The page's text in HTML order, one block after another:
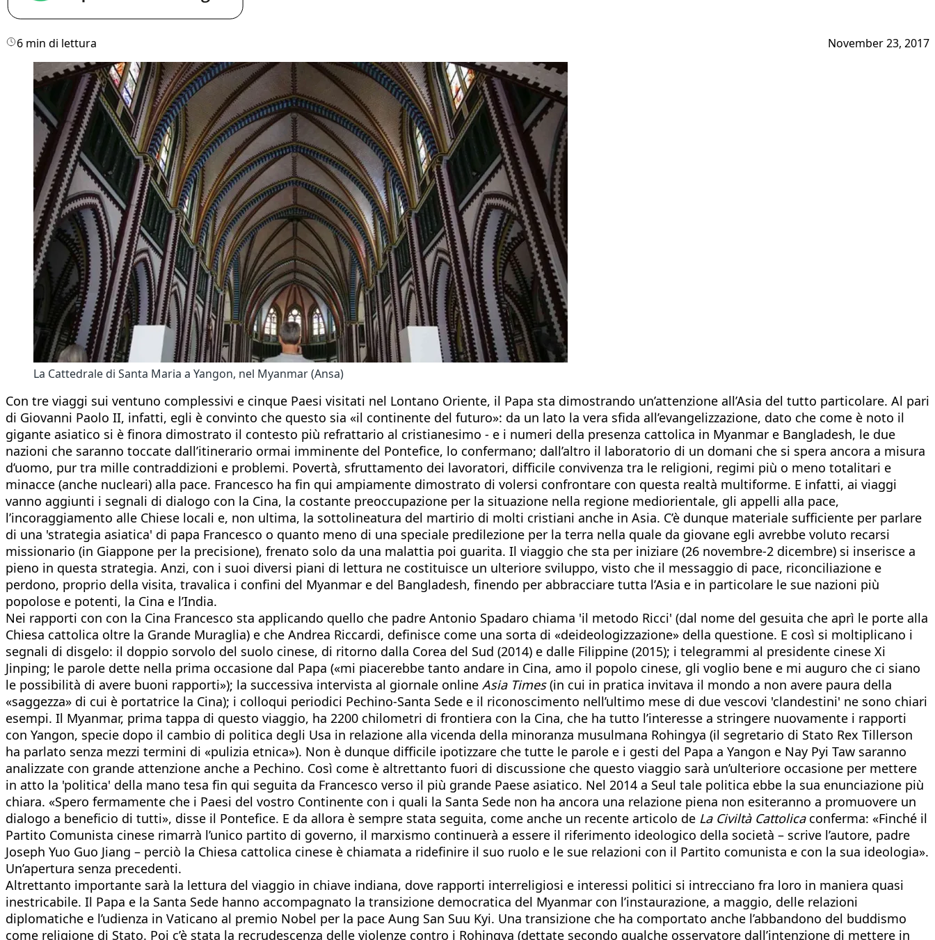
6 min di lettura November 23, 2017
La Cattedrale di Santa Maria a Yangon, nel Myanmar (Ansa)
Con tre viaggi sui ventuno complessivi e cinque Paesi visitati nel Lontano Oriente, il Papa sta dimostrando un’attenzione all’Asia del tutto particolare. Al pari
di Giovanni Paolo II, infatti, egli è convinto che questo sia «il continente del futuro»: da un lato la vera sfida all’evangelizzazione, dato che come è noto il
gigante asiatico si è finora dimostrato il contesto più refrattario al cristianesimo - e i numeri della presenza cattolica in Myanmar e Bangladesh, le due
nazioni che saranno toccate dall’itinerario ormai imminente del Pontefice, lo confermano; dall’altro il laboratorio di un domani che si spera ancora a misura
d’uomo, pur tra mille contraddizioni e problemi. Povertà, sfruttamento dei lavoratori, difficile convivenza tra le religioni, regimi più o meno totalitari e
minacce (anche nucleari) alla pace. Francesco ha fin qui ampiamente dimostrato di volersi confrontare con questa realtà multiforme. E infatti, ai viaggi
vanno aggiunti i segnali di dialogo con la Cina, la costante preoccupazione per la situazione nella regione mediorientale, gli appelli alla pace,
l’incoraggiamento alle Chiese locali e, non ultima, la sottolineatura del martirio di molti cristiani anche in Asia. C’è dunque materiale sufficiente per parlare
di una 'strategia asiatica' di papa Francesco o quanto meno di una speciale predilezione per la terra nella quale da giovane egli avrebbe voluto recarsi
missionario (in Giappone per la precisione), frenato solo da una malattia poi guarita. Il viaggio che sta per iniziare (26 novembre-2 dicembre) si inserisce a
pieno in questa strategia. Anzi, con i suoi diversi piani di lettura ne costituisce un ulteriore sviluppo, visto che il messaggio di pace, riconciliazione e
perdono, proprio della visita, travalica i confini del Myanmar e del Bangladesh, finendo per abbracciare tutta l’Asia e in particolare le sue nazioni più
popolose e potenti, la Cina e l’India.
Nei rapporti con con la Cina Francesco sta applicando quello che padre Antonio Spadaro chiama 'il metodo Ricci' (dal nome del gesuita che aprì le porte alla
Chiesa cattolica oltre la Grande Muraglia) e che Andrea Riccardi, definisce come una sorta di «deideologizzazione» della questione. E così si moltiplicano i
segnali di disgelo: il doppio sorvolo del suolo cinese, di ritorno dalla Corea del Sud (2014) e dalle Filippine (2015); i telegrammi al presidente cinese Xi
Jinping; le parole dette nella prima occasione dal Papa («mi piacerebbe tanto andare in Cina, amo il popolo cinese, gli voglio bene e mi auguro che ci siano
le possibilità di avere buoni rapporti»); la successiva intervista al giornale online Asia Times(in cui in pratica invitava il mondo a non avere paura della
«saggezza» di cui è portatrice la Cina); i colloqui periodici Pechino-Santa Sede e il riconoscimento nell’ultimo mese di due vescovi 'clandestini' ne sono chiari
esempi. Il Myanmar, prima tappa di questo viaggio, ha 2200 chilometri di frontiera con la Cina, che ha tutto l’interesse a stringere nuovamente i rapporti
con Yangon, specie dopo il cambio di politica degli Usa in relazione alla vicenda della minoranza musulmana Rohingya (il segretario di Stato Rex Tillerson
ha parlato senza mezzi termini di «pulizia etnica»). Non è dunque difficile ipotizzare che tutte le parole e i gesti del Papa a Yangon e Nay Pyi Taw saranno
analizzate con grande attenzione anche a Pechino. Così come è altrettanto fuori di discussione che questo viaggio sarà un’ulteriore occasione per mettere
in atto la 'politica' della mano tesa fin qui seguita da Francesco verso il più grande Paese asiatico. Nel 2014 a Seul tale politica ebbe la sua enunciazione più
chiara. «Spero fermamente che i Paesi del vostro Continente con i quali la Santa Sede non ha ancora una relazione piena non esiteranno a promuovere un
dialogo a beneficio di tutti», disse il Pontefice. E da allora è sempre stata seguita, come anche un recente articolo de La Civiltà Cattolicaconferma: «Finché il
Partito Comunista cinese rimarrà l’unico partito di governo, il marxismo continuerà a essere il riferimento ideologico della società – scrive l’autore, padre
Joseph Yuo Guo Jiang – perciò la Chiesa cattolica cinese è chiamata a ridefinire il suo ruolo e le sue relazioni con il Partito comunista e con la sua ideologia».
Un’apertura senza precedenti.
Altrettanto importante sarà la lettura del viaggio in chiave indiana, dove rapporti interreligiosi e interessi politici si intrecciano fra loro in maniera quasi
inestricabile. Il Papa e la Santa Sede hanno accompagnato la transizione democratica del Myanmar con l’instaurazione, a maggio, delle relazioni
diplomatiche e l’udienza in Vaticano al premio Nobel per la pace Aung San Suu Kyi. Una transizione che ha comportato anche l’abbandono del buddismo
come religione di Stato. Poi c’è stata la recrudescenza delle violenze contro i Rohingya (dettate secondo qualche osservatore dall’intenzione di mettere in